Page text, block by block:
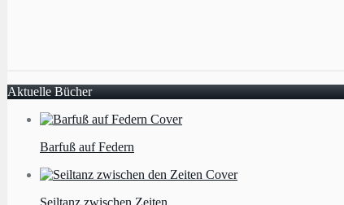
Aktuelle Bücher
Barfuß auf Federn
Seiltanz zwischen Zeiten